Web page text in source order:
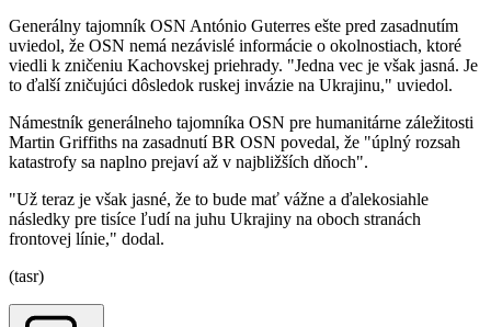
Generálny tajomník OSN António Guterres ešte pred zasadnutím
uviedol, že OSN nemá nezávislé informácie o okolnostiach, ktoré
viedli k zničeniu Kachovskej priehrady. "Jedna vec je však jasná. Je
to ďalší zničujúci dôsledok ruskej invázie na Ukrajinu," uviedol.
Námestník generálneho tajomníka OSN pre humanitárne záležitosti
Martin Griffiths na zasadnutí BR OSN povedal, že "úplný rozsah
katastrofy sa naplno prejaví až v najbližších dňoch".
"Už teraz je však jasné, že to bude mať vážne a ďalekosiahle
následky pre tisíce ľudí na juhu Ukrajiny na oboch stranách
frontovej línie," dodal.
(tasr)